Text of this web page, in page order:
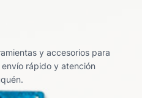
y accesorios para
rápido y atención